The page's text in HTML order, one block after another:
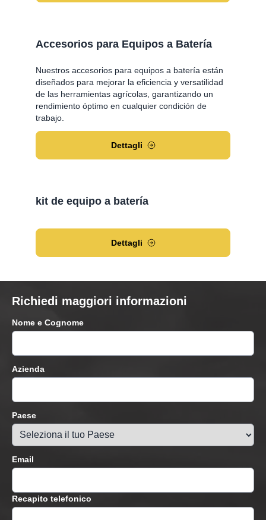
Accesorios para Equipos a Batería
Nuestros accesorios para equipos a batería están
diseñados para mejorar la eficiencia y versatilidad
de las herramientas agrícolas, garantizando un
rendimiento óptimo en cualquier condición de
trabajo.
Dettagli
kit de equipo a batería
Dettagli
Richiedi maggiori informazioni
Nome e Cognome
Azienda
Paese
Email
Recapito telefonico